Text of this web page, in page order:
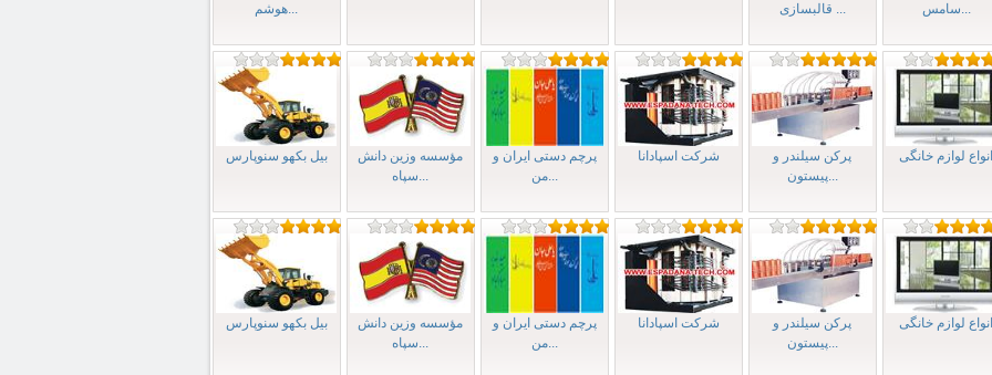
سامس...
قالبسازی ...
هوشم...
انواع لوازم خانگی
پرکن سیلندر و
پیستون...
شرکت اسپادانا
پرچم دستی ایران و
من...
مؤسسه وزین دانش
سپاه...
بیل بکهو سنوپارس
انواع لوازم خانگی
پرکن سیلندر و
پیستون...
شرکت اسپادانا
پرچم دستی ایران و
من...
مؤسسه وزین دانش
سپاه...
بیل بکهو سنوپارس